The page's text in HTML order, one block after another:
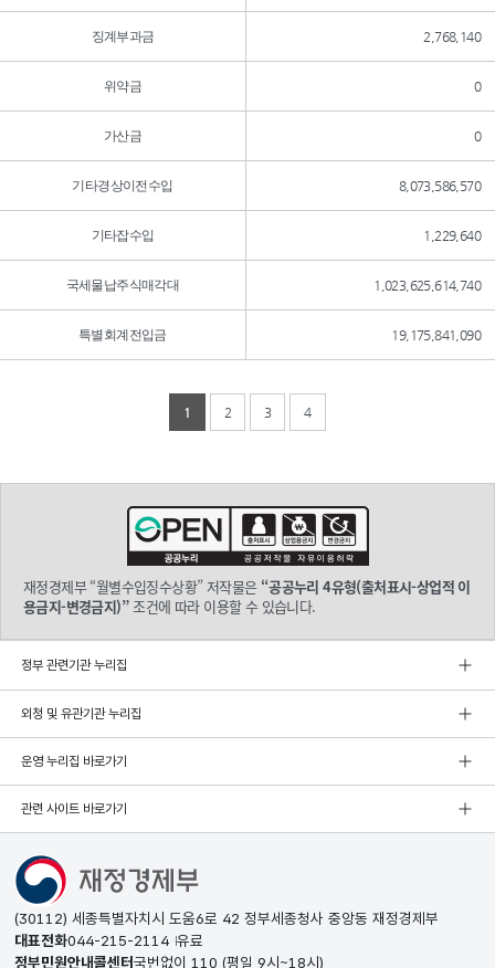
징계부과금 2,768,140
위약금 0
가산금 0
기타경상이전수입 8,073,586,570
기타잡수입 1,229,640
국세물납주식매각대 1,023,625,614,740
특별회계전입금 19,175,841,090
1 2 3 4
재정경제부 “월별수입징수상황” 저작물은 “공공누리 4유형(출처표시-상업적 이
용금지-변경금지)”조건에 따라 이용할 수 있습니다.
정부 관련기관 누리집
외청 및 유관기관 누리집
운영 누리집 바로가기
관련 사이트 바로가기
(30112) 세종특별자치시 도움6로 42 정부세종청사 중앙동 재정경제부
대표전화044-215-2114 유료
정부민원안내콜센터국번없이 110 (평일 9시~18시)